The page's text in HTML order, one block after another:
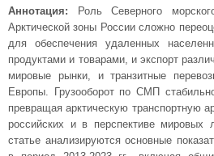
Аннотация: Роль Северного
Арктической зоны России сложно
для обеспечения удаленных
продуктами и товарами, и экспорт
мировые рынки, и транзитные
Европы. Грузооборот по СМП
превращая арктическую транспортную
российских и в перспективе мировых
статье анализируются основные